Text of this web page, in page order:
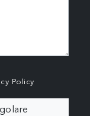
Policy